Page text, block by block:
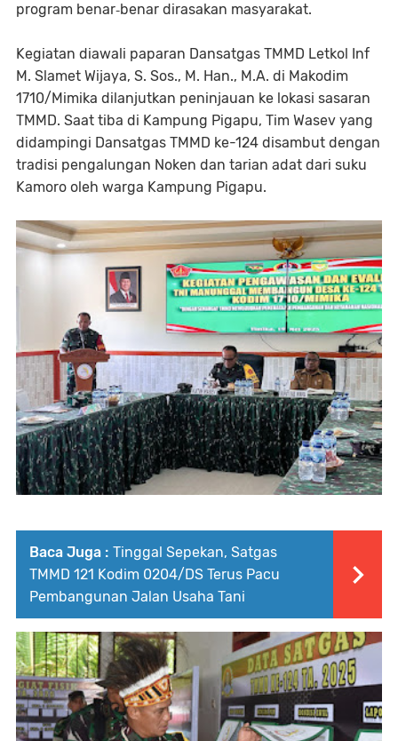
program benar‑benar dirasakan masyarakat.
Kegiatan diawali paparan Dansatgas TMMD Letkol Inf
M. Slamet Wijaya, S. Sos., M. Han., M.A. di Makodim
1710/Mimika dilanjutkan peninjauan ke lokasi sasaran
TMMD. Saat tiba di Kampung Pigapu, Tim Wasev yang
didampingi Dansatgas TMMD ke-124 disambut dengan
tradisi pengalungan Noken dan tarian adat dari suku
Kamoro oleh warga Kampung Pigapu.
Baca Juga : Tinggal Sepekan, Satgas
TMMD 121 Kodim 0204/DS Terus Pacu
Pembangunan Jalan Usaha Tani